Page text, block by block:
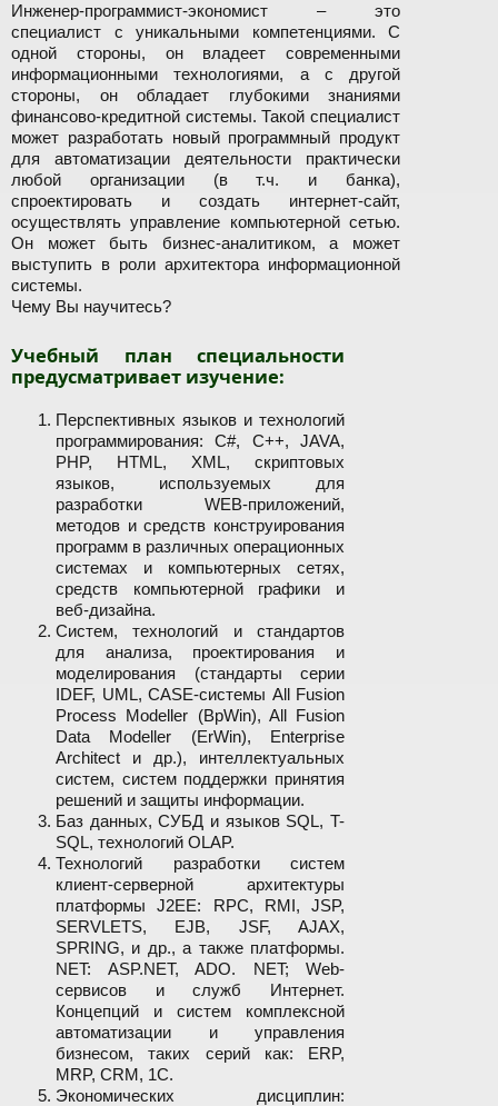
Инженер-программист-экономист – это
специалист с уникальными компетенциями. С
одной стороны, он владеет современными
информационными технологиями, а с другой
стороны, он обладает глубокими знаниями
финансово-кредитной системы. Такой специалист
может разработать новый программный продукт
для автоматизации деятельности практически
любой организации (в т.ч. и банка),
спроектировать и создать интернет-сайт,
осуществлять управление компьютерной сетью.
Он может быть бизнес-аналитиком, а может
выступить в роли архитектора информационной
системы.
Чему Вы научитесь?
Учебный план специальности
предусматривает изучение:
Перспективных языков и технологий
программирования: C#, C++, JAVA,
PHP, HTML, XML, скриптовых
языков, используемых для
разработки WEB-приложений,
методов и средств конструирования
программ в различных операционных
системах и компьютерных сетях,
средств компьютерной графики и
веб-дизайна.
Систем, технологий и стандартов
для анализа, проектирования и
моделирования (стандарты серии
IDEF, UML, CASE-системы All Fusion
Process Modeller (BpWin), All Fusion
Data Modeller (ErWin), Enterprise
Architect и др.), интеллектуальных
систем, систем поддержки принятия
решений и защиты информации.
Баз данных, СУБД и языков SQL, T-
SQL, технологий OLAP.
Технологий разработки систем
клиент-серверной архитектуры
платформы J2EE: RPC, RMI, JSP,
SERVLETS, EJB, JSF, AJAX,
SPRING, и др., а также платформы.
NET: ASP.NET, ADO. NET; Web-
сервисов и служб Интернет.
Концепций и систем комплексной
автоматизации и управления
бизнесом, таких серий как: ERP,
MRP, CRM, 1C.
Экономических дисциплин: